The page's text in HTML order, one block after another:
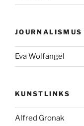
JOURNALISMUS
Eva Wolfangel
KUNSTLINKS
Alfred Gronak